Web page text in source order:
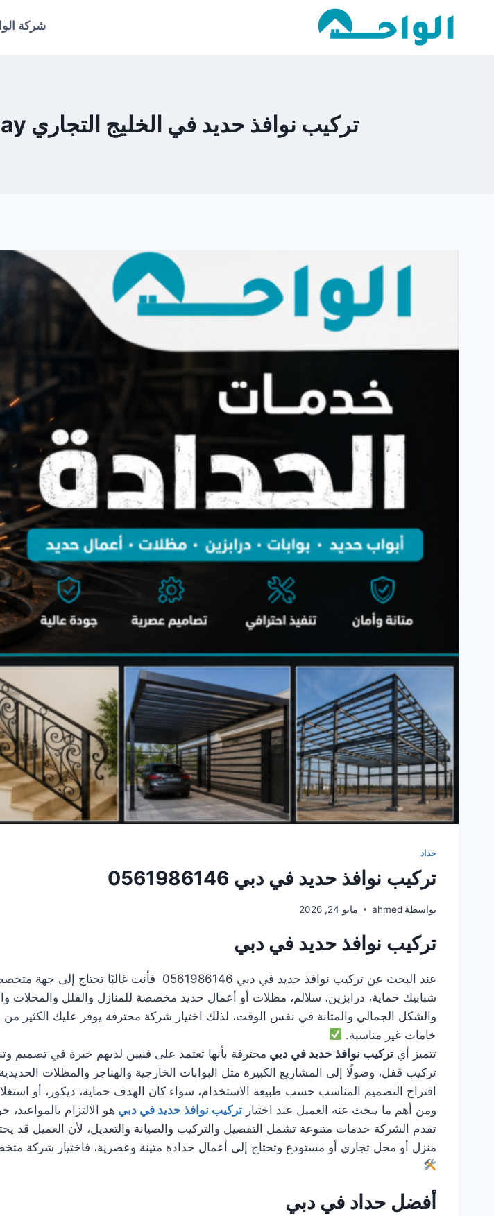
شركة
تركيب نوافذ حديد في الخليج التجاري Business Bay دبي 0561986146
حداد
تركيب نوافذ حديد في دبي 0561986146
بواسطة ahmed مايو 24, 2026
تركيب نوافذ حديد في دبي
عند البحث عن تركيب نوافذ حديد في دبي
شبابيك حماية، درابزين، سلالم، مظلات أو أعمال حديد مخصصة للمنازل والفلل والمحلات
والشكل الجمالي والمتانة في نفس الوقت، لذلك اختيار شركة محترفة يوفر عليك
خامات غير مناسبة.
تتميز أي تركيب نوافذ حديد في دبي محترفة بأنها تعتمد على فنيين لديهم خبرة في تصميم
تركيب قفل، وصولًا إلى المشاريع الكبيرة مثل البوابات الخارجية والهناجر والمظلات
اقتراح التصميم المناسب حسب طبيعة الاستخدام، سواء كان الهدف حماية، ديكور، أو
ومن أهم ما يبحث عنه العميل عند اختيار تركيب نوافذ حديد في دبي هو الالتزام
تقدم الشركة خدمات متنوعة تشمل التفصيل والتركيب والصيانة والتعديل، لأن العميل قد
منزل أو محل تجاري أو مستودع وتحتاج إلى أعمال حدادة متينة وعصرية، فاختيار شركة
أفضل حداد في دبي